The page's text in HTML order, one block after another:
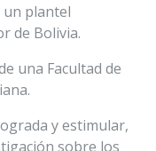
plantel
de Bolivia.
una Facultad de
y estimular,
sobre los